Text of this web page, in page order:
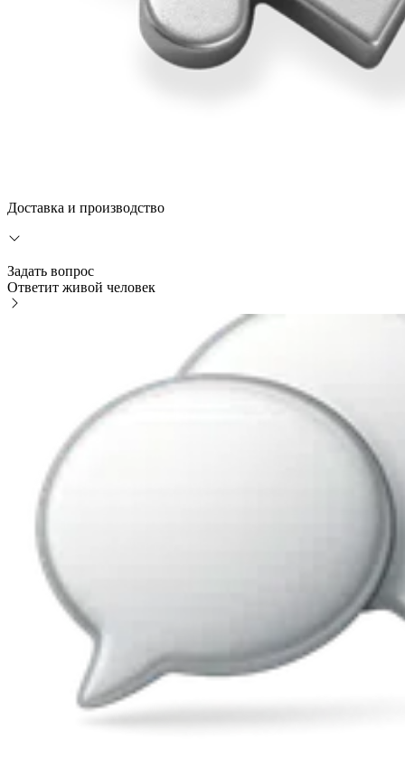
Доставка и производство
Задать вопрос
Ответит живой человек